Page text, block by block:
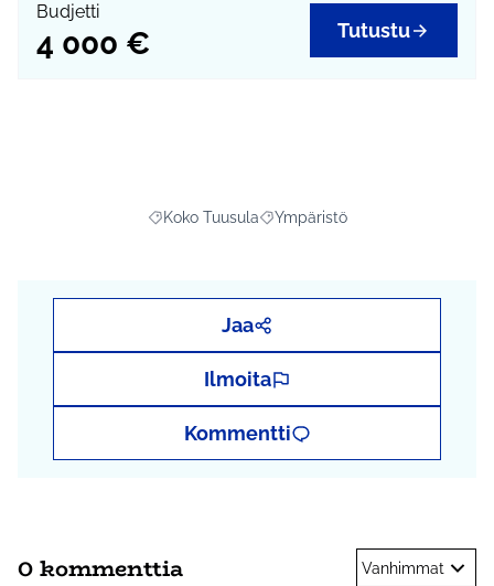
Budjetti
4 000 € Tutustu
Rajaa tulokset aihepiirin mukaan: Koko Tuusula
Koko TuusulaRajaa tulokset teeman mukaan:
Ympäristö
Jaa
Ilmoita
Kommentti
0 kommenttia Vanhimmat